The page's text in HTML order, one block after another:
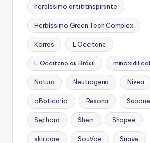
herbíssimo antitranspirante
Herbíssimo Green Tech Complex
Korres L'Occitane
L’Occitane au Brésil minoxidil
Natura Neutrogena Nivea
oBoticário Rexona
Sephora Shein Shopee
skincare SouVoe Suave